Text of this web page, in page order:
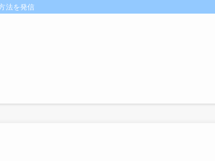
法を発信